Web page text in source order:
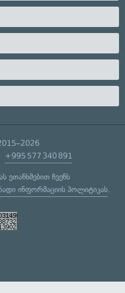
+995 577 340 891
ეთანხმებით ჩვენს
ინფორმაციის პოლიტიკას.